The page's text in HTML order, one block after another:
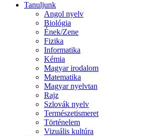
Tanuljunk
Angol nyelv
Biológia
Ének/Zene
Fizika
Informatika
Kémia
Magyar irodalom
Matematika
Magyar nyelvtan
Rajz
Szlovák nyelv
Természetismeret
Történelem
Vizuális kultúra